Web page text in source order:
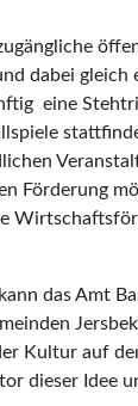
dabei
eine
das Amt
Kultur auf
dieser Idee